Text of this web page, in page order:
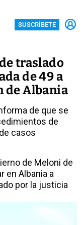
SUSCRÍBETE
traslado
de 49 a
de Albania
de que se
de
casos
de Meloni de
en Albania a
por la justicia